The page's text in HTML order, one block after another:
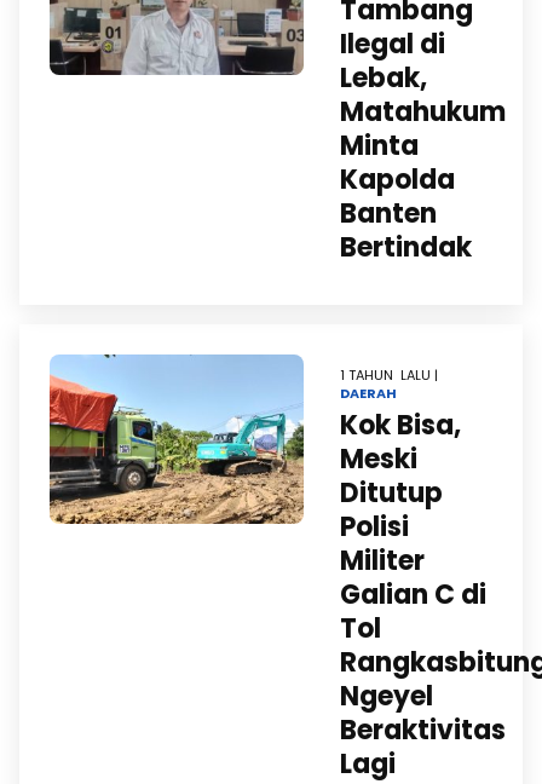
Tambang
Ilegal di
Lebak,
Matahukum
Minta
Kapolda
Banten
Bertindak
1 TAHUN LALU |
DAERAH
Kok Bisa,
Meski
Ditutup
Polisi
Militer
Galian C di
Tol
Ngeyel
Beraktivitas
Lagi